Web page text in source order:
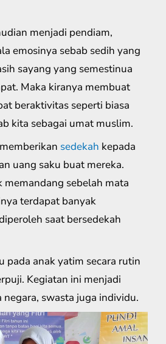
menjadi pendiam,
emosinya sebab sedih yang
sayang yang semestinua
Maka kiranya membuat
beraktivitas seperti biasa
kita sebagai umat muslim.
sedekah kepada
uang saku buat mereka.
memandang sebelah mata
terdapat banyak
saat bersedekah
pada anak yatim secara rutin
Kegiatan ini menjadi
swasta juga individu.